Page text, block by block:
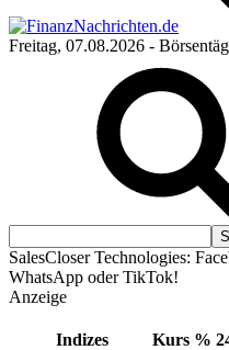
Freitag, 07.08.2026 -
SalesCloser Technologies:
WhatsApp oder TikTok!
Anzeige
Indizes Kurs %